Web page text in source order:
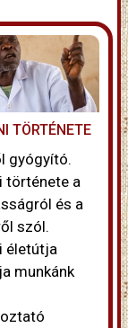
TÖRTÉNETE
gyógyító.
története a
és a
szól.
életútja
munkánk